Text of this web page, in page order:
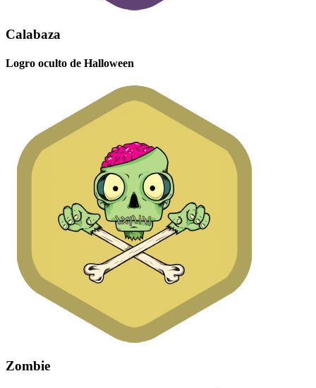
Calabaza
Logro oculto de Halloween
Zombie